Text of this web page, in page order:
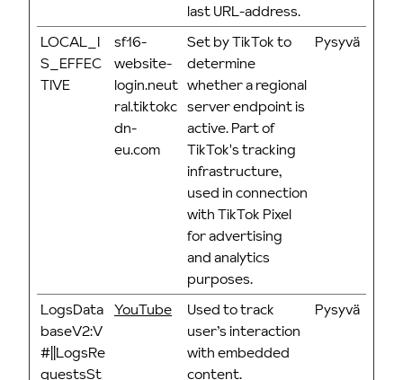
last URL-address.
LOCAL_I
S_EFFEC
TIVE
sf16-
website-
login.neut
ral.tiktokc
dn-
eu.com
Set by TikTok to
determine
whether a regional
server endpoint is
active. Part of
TikTok's tracking
infrastructure,
used in connection
with TikTok Pixel
for advertising
and analytics
purposes.
Pysyvä
LogsData
baseV2:V
#||LogsRe
questsSt
YouTube
Used to track
user’s interaction
with embedded
content.
Pysyvä